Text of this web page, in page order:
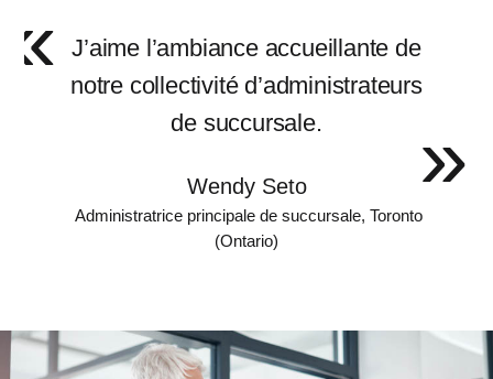
J’aime l’ambiance accueillante de
notre collectivité d’administrateurs
de succursale.
Wendy Seto
Administratrice principale de succursale, Toronto
(Ontario)